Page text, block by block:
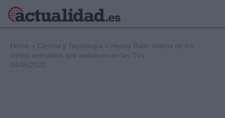
Home » Ciencia y Tecnología » Heavy Rain: vídeos de los
cortos animados que aparecen en las TVs
04/05/2020